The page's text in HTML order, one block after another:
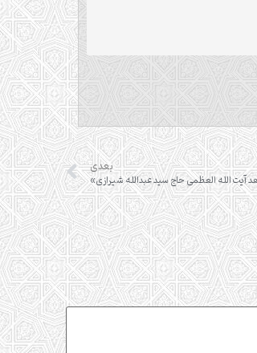
بعدی
الله العظمی حاج سید عبدالله شیرازی»